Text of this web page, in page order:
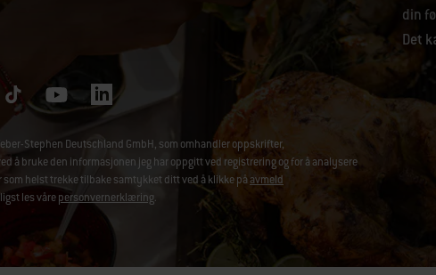
din
Det
Stephen Deutschland GmbH, som omhandler oppskrifter,
å bruke den informasjonen jeg har oppgitt ved registrering og for å analysere
helst trekke tilbake samtykket ditt ved å klikke påavmeld
les vårepersonvernerklæring.